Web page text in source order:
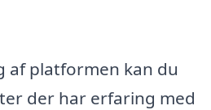
af platformen kan du
der har erfaring med